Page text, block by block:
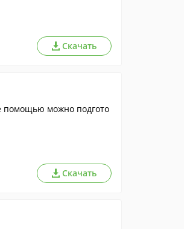
Скачать
помощью можно подгото
Скачать